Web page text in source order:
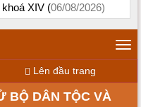
XIV (06/08/2026)
Lên đầu trang
BỘ DÂN TỘC VÀ